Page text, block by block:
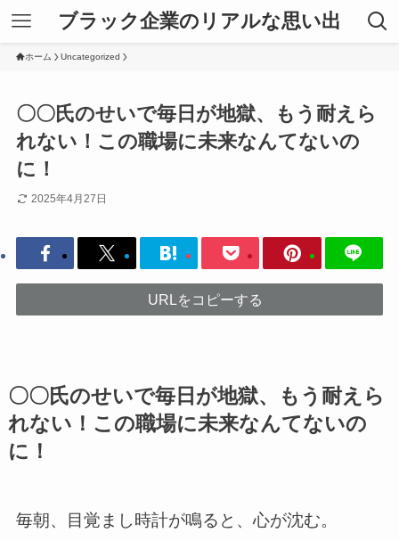
ブラック企業のリアルな思い出
ホーム Uncategorized
〇〇氏のせいで毎日が地獄、もう耐えら
れない！この職場に未来なんてないの
に！
2025年4月27日
URLをコピーする
〇〇氏のせいで毎日が地獄、もう耐えら
れない！この職場に未来なんてないの
に！
毎朝、目覚まし時計が鳴ると、心が沈む。